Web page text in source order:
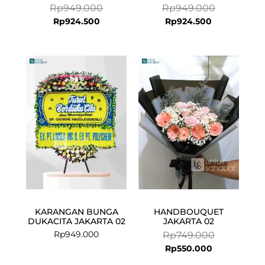
Rp949.000
Rp924.500
Rp949.000
Rp924.500
KARANGAN BUNGA
DUKACITA JAKARTA 02
Rp949.000
HANDBOUQUET
JAKARTA 02
Rp749.000
Original
price
was:
Rp749.000.
Rp550.000
Current
price
is:
Rp550.000.